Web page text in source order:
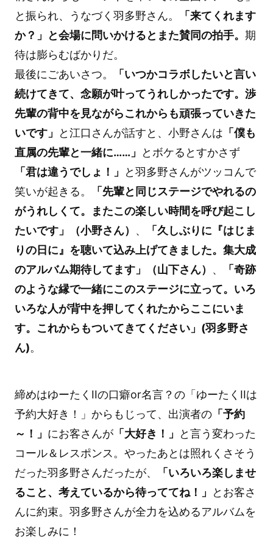
と振られ、うなづく羽多野さん。
「来てくれます
か？」と会場に問いかけるとまた賛同の拍手。 期
待は膨らむばかりだ。
最後にごあいさつ。
「いつかコラボしたいと言い
続けてきて、念願が叶ってうれしかったです。渉
先輩の背中を見ながらこれからも頑張っていきた
いです」
と江口さんが話すと、小野さんは 「僕も
直属の先輩と一緒に……」
とボケるとすかさず
「君は違うでしょ！」
と羽多野さんがツッコんで
笑いが起きる。
「先輩と同じステージでやれるの
がうれしくて。またこの楽しい時間を呼び起こし
たいです」（小野さん）
、
「久しぶりに『はじま
りの日に』を聴いて込み上げてきました。集大成
のアルバム期待してます」（山下さん）
、
「奇跡
のような縁で一緒にこのステージに立って。いろ
いろな人が背中を押してくれたからここにいま
す。これからもついてきてください」(羽多野さ
ん)。
締めはゆーたくIIの口癖or名言？の「ゆーたくIIは
予約大好き！」からもじって、出演者の「予約
～！」 にお客さんが「大好き！」
と言う変わった
コール＆レスポンス。やったあとは照れくさそう
だった羽多野さんだったが、
「いろいろ楽しませ
ること、考えているから待っててね！」
とお客さ
んに約束。羽多野さんが全力を込めるアルバムを
お楽しみに！